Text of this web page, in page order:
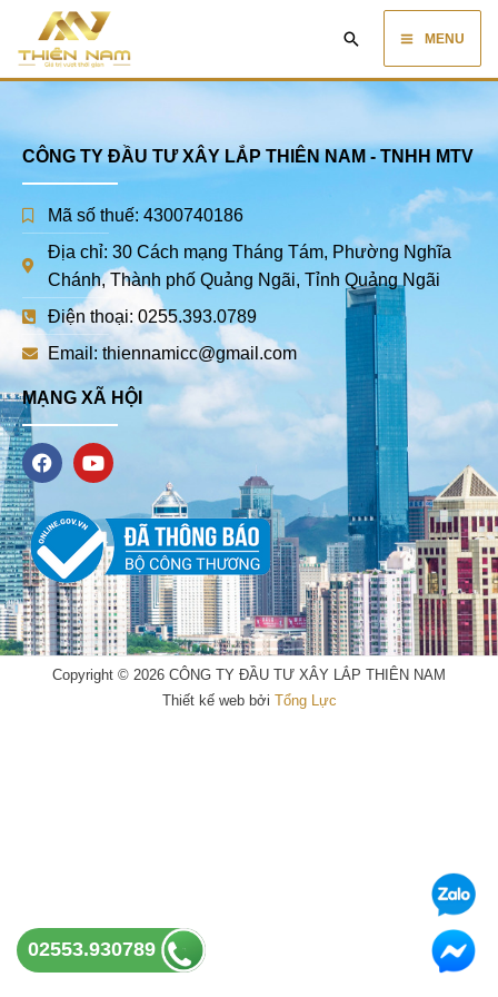
content
SearchMain
Menu
MENU
CÔNG TY ĐẦU TƯ XÂY LẮP THIÊN NAM - TNHH MTV
Mã số thuế: 4300740186
Địa chỉ: 30 Cách mạng Tháng Tám, Phường Nghĩa
Chánh, Thành phố Quảng Ngãi, Tỉnh Quảng Ngãi
Điện thoại: 0255.393.0789
Email: thiennamicc@gmail.com
MẠNG XÃ HỘI
F
a
e
b
o
o
k
Y
o
u
b
e
Copyright © 2026 CÔNG TY ĐẦU TƯ XÂY LẮP THIÊN NAM
Thiết kế web bởi Tổng Lực
02553.930789